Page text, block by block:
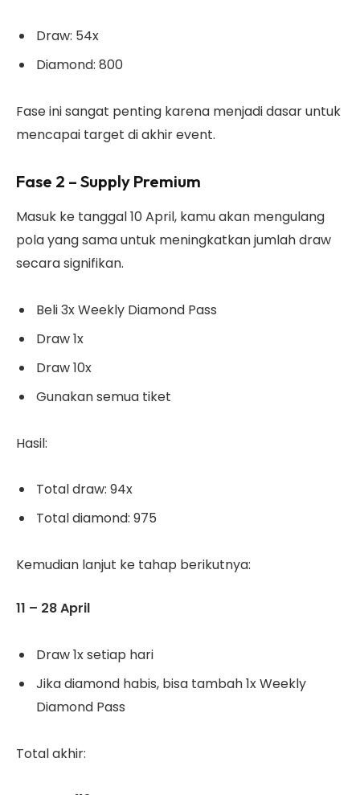
Draw: 54x
Diamond: 800
Fase ini sangat penting karena menjadi dasar untuk
mencapai target di akhir event.
Fase 2 – Supply Premium
Masuk ke tanggal 10 April, kamu akan mengulang
pola yang sama untuk meningkatkan jumlah draw
secara signifikan.
Beli 3x Weekly Diamond Pass
Draw 1x
Draw 10x
Gunakan semua tiket
Hasil:
Total draw: 94x
Total diamond: 975
Kemudian lanjut ke tahap berikutnya:
11 – 28 April
Draw 1x setiap hari
Jika diamond habis, bisa tambah 1x Weekly
Diamond Pass
Total akhir: